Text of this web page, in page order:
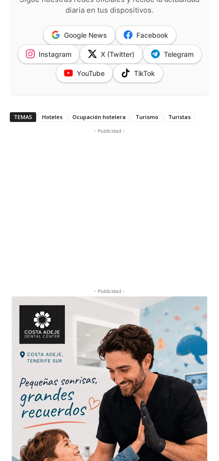
diaria en tus dispositivos.
Google News Facebook
Instagram X (Twitter) Telegram
YouTube TikTok
TEMAS Hoteles Ocupación hotelera Turismo Turistas
- Publicidad -
- Publicidad -